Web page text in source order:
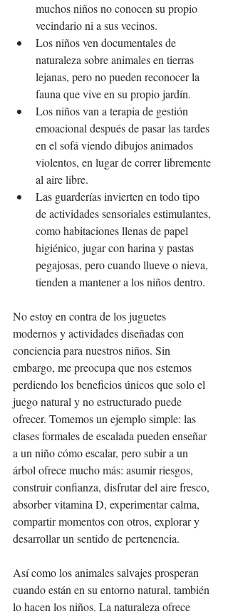
muchos niños no conocen su propio
vecindario ni a sus vecinos.
Los niños ven documentales de
naturaleza sobre animales en tierras
lejanas, pero no pueden reconocer la
fauna que vive en su propio jardín.
Los niños van a terapia de gestión
emoacional después de pasar las tardes
en el sofá viendo dibujos animados
violentos, en lugar de correr libremente
al aire libre.
Las guarderías invierten en todo tipo
de actividades sensoriales estimulantes,
como habitaciones llenas de papel
higiénico, jugar con harina y pastas
pegajosas, pero cuando llueve o nieva,
tienden a mantener a los niños dentro.
No estoy en contra de los juguetes
modernos y actividades diseñadas con
conciencia para nuestros niños. Sin
embargo, me preocupa que nos estemos
perdiendo los beneficios únicos que solo el
juego natural y no estructurado puede
ofrecer. Tomemos un ejemplo simple: las
clases formales de escalada pueden enseñar
a un niño cómo escalar, pero subir a un
árbol ofrece mucho más: asumir riesgos,
construir confianza, disfrutar del aire fresco,
absorber vitamina D, experimentar calma,
compartir momentos con otros, explorar y
desarrollar un sentido de pertenencia.
Así como los animales salvajes prosperan
cuando están en su entorno natural, también
lo hacen los niños. La naturaleza ofrece